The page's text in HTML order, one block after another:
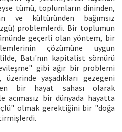
tümü, toplumların dininden,
ve kültüründen bağımsız
problemlerdi. Bir toplumun
geçerli olan yöntem, bir
çözümüne uygun
Batı'nın kapitalist sömürü
gibi ağır bir problemi
yaşadıkları gezegeni
bir hayat sahası olarak
acımasız bir dünyada hayatta
olmak gerektiğini bir "doğa